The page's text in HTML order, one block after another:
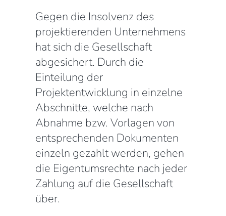
Gegen die Insolvenz des
projektierenden Unternehmens
hat sich die Gesellschaft
abgesichert. Durch die
Einteilung der
Projektentwicklung in einzelne
Abschnitte, welche nach
Abnahme bzw. Vorlagen von
entsprechenden Dokumenten
einzeln gezahlt werden, gehen
die Eigentumsrechte nach jeder
Zahlung auf die Gesellschaft
über.